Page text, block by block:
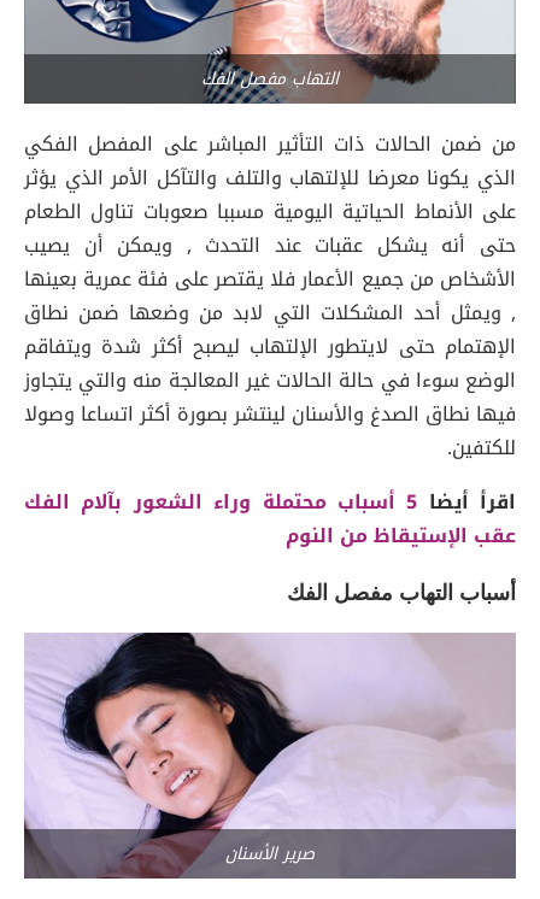
التهاب مفصل الفك
من ضمن الحالات ذات التأثير المباشر على المفصل الفكي
الذي يكونا معرضا للإلتهاب والتلف والتآكل الأمر الذي يؤثر
على الأنماط الحياتية اليومية مسببا صعوبات تناول الطعام
حتى أنه يشكل عقبات عند التحدث , ويمكن أن يصيب
الأشخاص من جميع الأعمار فلا يقتصر على فئة عمرية بعينها
, ويمثل أحد المشكلات التي لابد من وضعها ضمن نطاق
الإهتمام حتى لايتطور الإلتهاب ليصبح أكثر شدة ويتفاقم
الوضع سوءا في حالة الحالات غير المعالجة منه والتي يتجاوز
فيها نطاق الصدغ والأسنان لينتشر بصورة أكثر اتساعا وصولا
للكتفين.
اقرأ أيضا
5 أسباب محتملة وراء الشعور بآلام الفك
عقب الإستيقاظ من النوم
أسباب التهاب مفصل الفك
صرير الأسنان